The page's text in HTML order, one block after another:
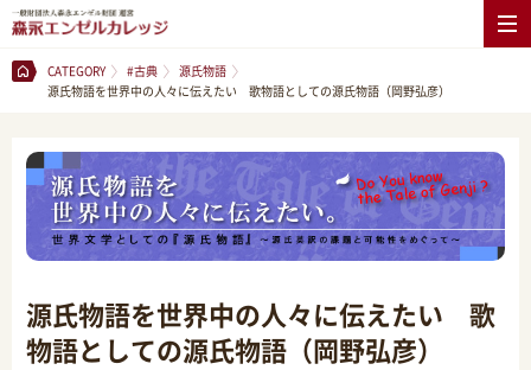
CATEGORY #古典
源氏物語
源氏物語を世界中の人々に伝えたい 歌物語としての源氏物語（岡野弘彦）
源氏物語を世界中の人々に伝えたい 歌
物語としての源氏物語（岡野弘彦）